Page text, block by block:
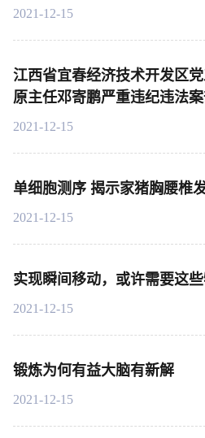
2021-12-15
江西省宜春经济技术开发区
原主任邓寄鹏严重违纪违法
2021-12-15
单细胞测序 揭示家猪胸腰椎
2021-12-15
实现瞬间移动，或许需要这
2021-12-15
锻炼为何有益大脑有新解
2021-12-15